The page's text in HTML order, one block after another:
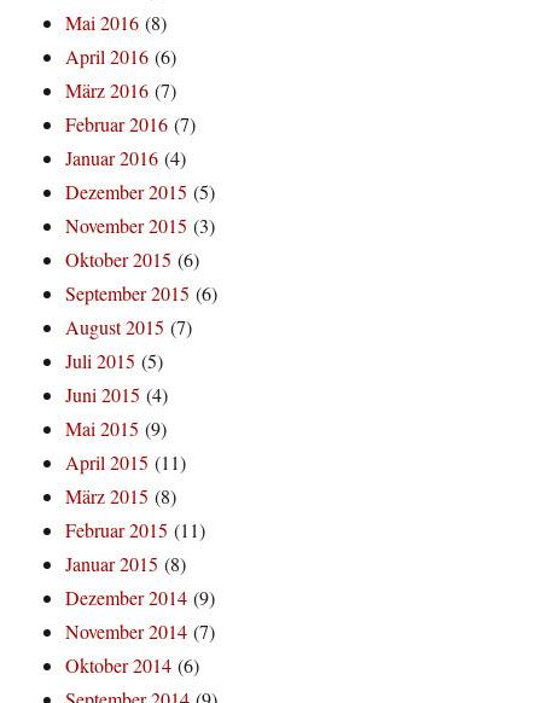
Mai 2016 (8)
April 2016 (6)
März 2016 (7)
Februar 2016 (7)
Januar 2016 (4)
Dezember 2015 (5)
November 2015 (3)
Oktober 2015 (6)
September 2015 (6)
August 2015 (7)
Juli 2015 (5)
Juni 2015 (4)
Mai 2015 (9)
April 2015 (11)
März 2015 (8)
Februar 2015 (11)
Januar 2015 (8)
Dezember 2014 (9)
November 2014 (7)
Oktober 2014 (6)